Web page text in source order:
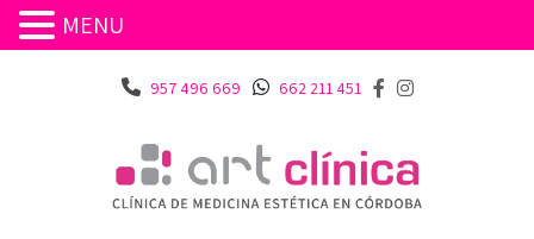
957 496 669 662 211 451
MENU